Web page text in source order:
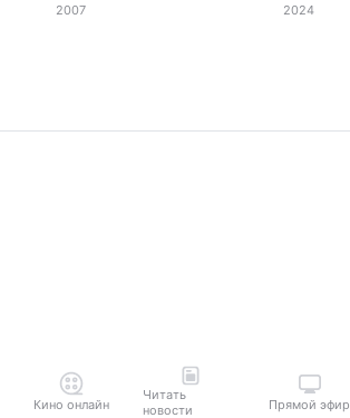
2007 2024
Кино онлайн
Читать
новости
Прямой эфир